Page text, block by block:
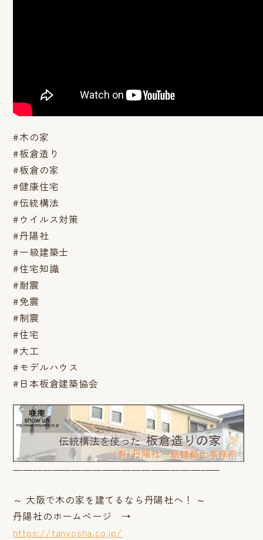
#木の家
#板倉造り
#板倉の家
#健康住宅
#伝統構法
#ウイルス対策
#丹陽社
#一級建築士
#住宅知識
#耐震
#免震
#制震
#住宅
#大工
#モデルハウス
#日本板倉建築協会
—————————————————————
～ 大阪で木の家を建てるなら丹陽社へ！ ～
丹陽社のホームページ →
https://tanyosha.co.jp/